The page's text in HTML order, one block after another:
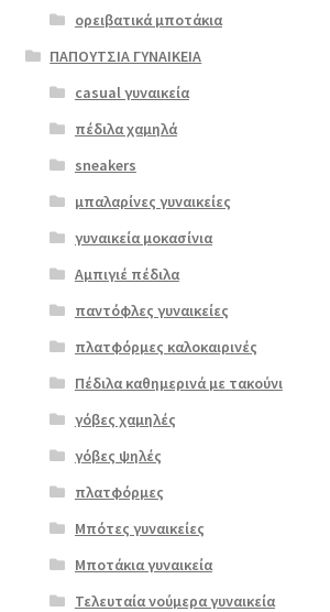
γή
ορειβατικά μποτάκια
ΠΑΠΟΥΤΣΙΑ ΓΥΝΑΙΚΕΙΑ
casual γυναικεία
πέδιλα χαμηλά
sneakers
μπαλαρίνες γυναικείες
γυναικεία μοκασίνια
Αμπιγιέ πέδιλα
παντόφλες γυναικείες
πλατφόρμες καλοκαιρινές
Πέδιλα καθημερινά με τακούνι
γόβες χαμηλές
γόβες ψηλές
πλατφόρμες
Μπότες γυναικείες
Μποτάκια γυναικεία
Τελευταία νούμερα γυναικεία